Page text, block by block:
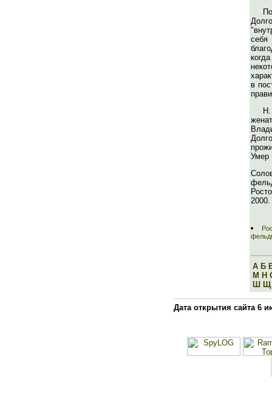
в
Умер
2000.
А Б
М Н
Ш Щ
Дата открытия сайта 6